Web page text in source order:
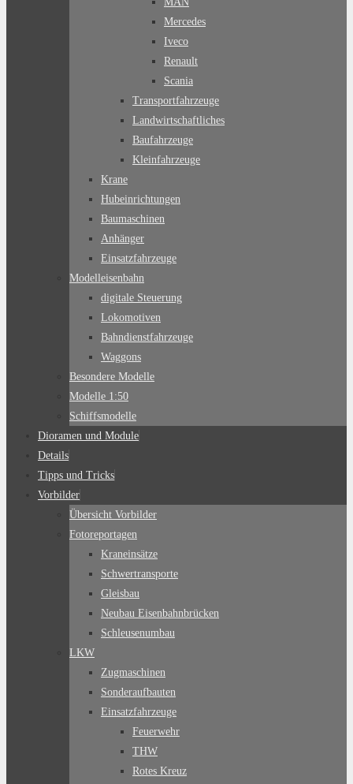
Mercedes
Iveco
Renault
Scania
Transportfahrzeuge
Landwirtschaftliches
Baufahrzeuge
Kleinfahrzeuge
Krane
Hubeinrichtungen
Baumaschinen
Anhänger
Einsatzfahrzeuge
Modelleisenbahn
digitale Steuerung
Lokomotiven
Bahndienstfahrzeuge
Waggons
Besondere Modelle
Modelle 1:50
Schiffsmodelle
Dioramen und Module
Details
Tipps und Tricks
Vorbilder
Übersicht Vorbilder
Fotoreportagen
Kraneinsätze
Schwertransporte
Gleisbau
Neubau Eisenbahnbrücken
Schleusenumbau
LKW
Zugmaschinen
Sonderaufbauten
Einsatzfahrzeuge
Feuerwehr
THW
Rotes Kreuz